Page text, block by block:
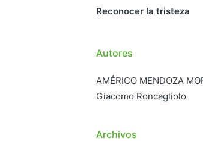
Reconocer la tristeza
Autores
AMÉRICO MENDOZA
Giacomo Roncagliolo
Archivos